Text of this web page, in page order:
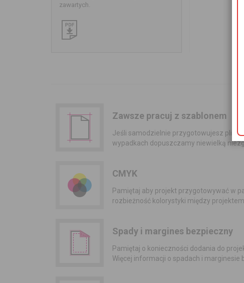
zawartych.
Zawsze pracuj z szablonem
Jeśli samodzielnie przygotowujesz plik
wypadkach dopuszczamy niewielką
CMYK
Pamiętaj aby projekt przygotowywać w
rozbieżność kolorystyki między
Spady i margines bezpieczny
Pamiętaj o konieczności dodania do
Więcej informacji o spadach i